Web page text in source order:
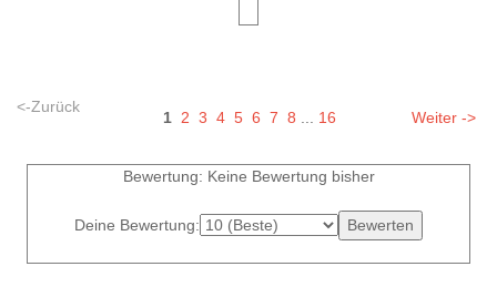
<-Zurück
1 2 3 4 5 6 7 8 16 Weiter ->
Bewertung: Keine Bewertung bisher
Deine Bewertung: